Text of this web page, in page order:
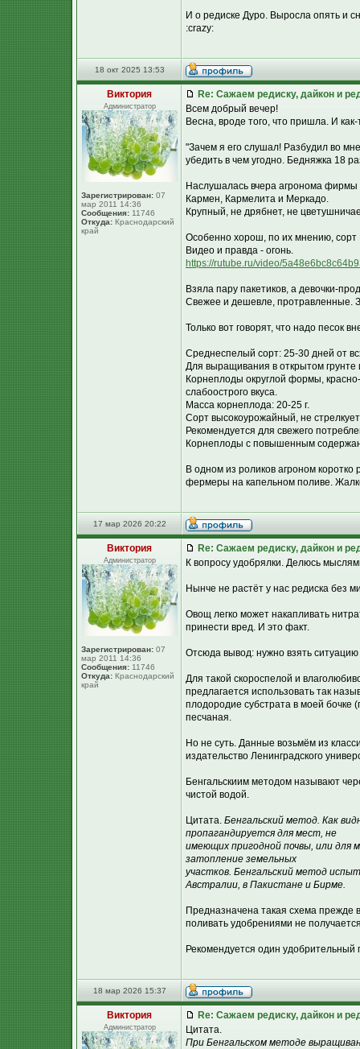
И о редиске Дуро. Выросла опять и
:crazy:
18 окт 2025 13:53
Виктория
Администратор
Зарегистрирован: 07
мар 2011 14:36
Сообщения: 11746
Откуда: Краснодарский
край
Re: Сажаем редиску, дайкон и
Всем добрый вечер!
Весна, вроде того, что пришла. И
"Зачем я его слушал! Разбудил во
убедить в чем угодно. Бедняжка 18
Наслушалась вчера агронома фирмы
Кармен, Кармелита и Меркадо.
Крупный, не дрябнет, не
Особенно хорош, по их мнению, сорт
Видео и правда - огонь.
https://rutube.ru/video/
Взяла пару пакетиков, а девочки-
Свежее и дешевле, протравленные.
Только вот говорят, что надо песок
Среднеспелый сорт: 25-30 дней от
Для выращивания в открытом грунте
Корнеплоды округлой формы,
слабоострого вкуса.
Масса корнеплода: 20-25 г.
Сорт высокоурожайный, не
Рекомендуется для свежего
Корнеплоды с повышенным
В одном из роликов агроном
фермеры на капельном поливе.
17 мар 2026 20:22
Виктория
Администратор
Зарегистрирован: 07
мар 2011 14:36
Сообщения: 11746
Откуда: Краснодарский
край
Re: Сажаем редиску, дайкон и
К вопросу удобрялки. Делюсь
Нынче не растёт у нас редиска без
Овощ легко может накапливать
принести вред. И это факт.
Отсюда вывод: нужно взять ситуацию
Для такой скороспелой и
предлагается использовать так
плодородие субстрата в моей бочке
песчаная.
Но не суть. Данные возьмём из
издательство Ленинградского
Бенгальскиим методом называют
чистой водой.
Цитата. Бенгальский метод. Как
пропагандируется для мест, не
имеющих пригодной почвы, или для
затопление земельных
участков. Бенгальский метод
Австралии, в Пакистане и Бирме.
Предназначена такая схема прежде
поливать удобрениями не
Рекомендуется один удобрительный
18 мар 2026 15:37
Виктория
Администратор
Re: Сажаем редиску, дайкон и
Цитата.
При Бенгальском методе